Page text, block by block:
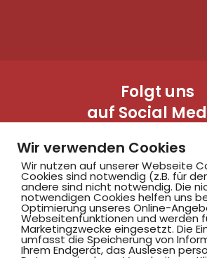
Folgt uns
auf Social
Hammer
Wir verwenden Cookies
Wir nutzen auf unserer Webseite
Cookies sind notwendig (z.B. für
andere sind nicht notwendig. Die
notwendigen Cookies helfen uns
Optimierung unseres Online-
Webseitenfunktionen und werden
Marketingzwecke eingesetzt. Die
umfasst die Speicherung von
Ihrem Endgerät, das Auslesen